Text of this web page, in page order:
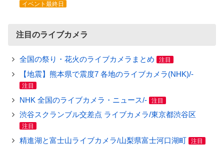
イベント最終日
注目のライブカメラ
全国の祭り・花火のライブカメラまとめ 注目
【地震】熊本県で震度7 各地のライブカメラ(NHK)/-
注目
NHK 全国のライブカメラ・ニュース/- 注目
渋谷スクランブル交差点 ライブカメラ/東京都渋谷区
注目
精進湖と富士山ライブカメラ/山梨県富士河口湖町 注目